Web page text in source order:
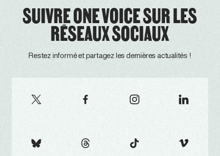
SUIVRE ONE VOICE SUR LES
RÉSEAUX SOCIAUX
Restez informé et partagez les dernières actualités !